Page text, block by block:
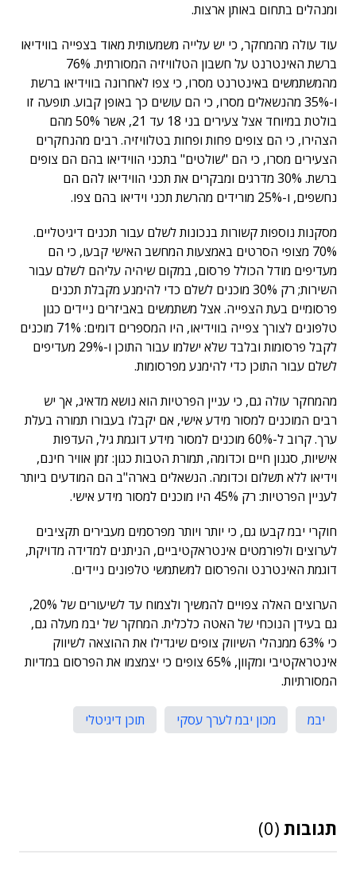
ומנהלים בתחום באותן ארצות.
עוד עולה מהמחקר, כי יש עלייה משמעותית מאוד בצפייה בווידיאו
ברשת האינטרנט על חשבון הטלוויזיה המסורתית. 76%
מהמשתמשים באינטרנט מסרו, כי צפו לאחרונה בווידיאו ברשת
ו-35% מהנשאלים מסרו, כי הם עושים כך באופן קבוע. תופעה זו
בולטת במיוחד אצל צעירים בני 18 עד 21, אשר 50% מהם
הצהירו, כי הם צופים פחות ופחות בטלוויזיה. רבים מהנחקרים
הצעירים מסרו, כי הם "שולטים" בתכני הווידיאו בהם הם צופים
ברשת. 30% מדרגים ומבקרים את תכני הווידיאו להם הם
נחשפים, ו-25% מורידים מהרשת תכני וידיאו בהם צפו.
מסקנות נוספות קשורות בנכונות לשלם עבור תכנים דיגיטליים.
70% מצופי הסרטים באמצעות המחשב האישי קבעו, כי הם
מעדיפים מודל הכולל פרסום, במקום שיהיה עליהם לשלם עבור
השירות; רק 30% מוכנים לשלם כדי להימנע מקבלת תכנים
פרסומיים בעת הצפייה. אצל משתמשים באביזרים ניידים כגון
טלפונים לצורך צפייה בווידיאו, היו המספרים דומים: 71% מוכנים
לקבל פרסומות ובלבד שלא ישלמו עבור התוכן ו-29% מעדיפים
לשלם עבור התוכן כדי להימנע מפרסומות.
מהמחקר עולה גם, כי עניין הפרטיות הוא נושא מדאיג, אך יש
רבים המוכנים למסור מידע אישי, אם יקבלו בעבורו תמורה בעלת
ערך. קרוב ל-60% מוכנים למסור מידע דוגמת גיל, העדפות
אישיות, סגנון חיים וכדומה, תמורת הטבות כגון: זמן אוויר חינם,
וידיאו ללא תשלום וכדומה. הנשאלים בארה"ב הם המודעים ביותר
לעניין הפרטיות: רק 45% היו מוכנים למסור מידע אישי.
חוקרי יבמ קבעו גם, כי יותר ויותר מפרסמים מעבירים תקציבים
לערוצים ולפורמטים אינטראקטיביים, הניתנים למדידה מדויקת,
דוגמת האינטרנט והפרסום למשתמשי טלפונים ניידים.
הערוצים האלה צפויים להמשיך ולצמוח עד לשיעורים של 20%,
גם בעידן הנוכחי של האטה כלכלית. המחקר של יבמ מעלה גם,
כי 63% ממנהלי השיווק צופים שיגדילו את ההוצאה לשיווק
אינטראקטיבי ומקוון, 65% צופים כי יצמצמו את הפרסום במדיות
המסורתיות.
יבמ מכון יבמ לערך עסקי תוכן דיגיטלי
תגובות (0)